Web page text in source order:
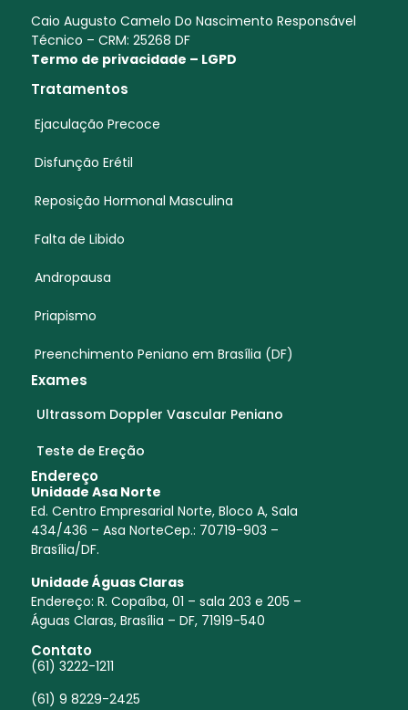
Caio Augusto Camelo Do Nascimento Responsável
Técnico – CRM: 25268 DF
Termo de privacidade – LGPD
Tratamentos
Ejaculação Precoce
Disfunção Erétil
Reposição Hormonal Masculina
Falta de Libido
Andropausa
Priapismo
Preenchimento Peniano em Brasília (DF)
Exames
Ultrassom Doppler Vascular Peniano
Teste de Ereção
Endereço
Unidade Asa Norte
Ed. Centro Empresarial Norte, Bloco A, Sala
434/436 – Asa NorteCep.: 70719-903 –
Brasília/DF.
Unidade Águas Claras
Endereço: R. Copaíba, 01 – sala 203 e 205 –
Águas Claras, Brasília – DF, 71919-540
Contato
(61) 3222-1211
(61) 9 8229-2425